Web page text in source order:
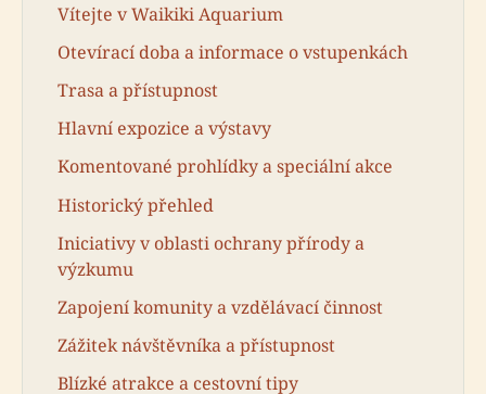
Vítejte v Waikiki Aquarium
Otevírací doba a informace o vstupenkách
Trasa a přístupnost
Hlavní expozice a výstavy
Komentované prohlídky a speciální akce
Historický přehled
Iniciativy v oblasti ochrany přírody a
výzkumu
Zapojení komunity a vzdělávací činnost
Zážitek návštěvníka a přístupnost
Blízké atrakce a cestovní tipy